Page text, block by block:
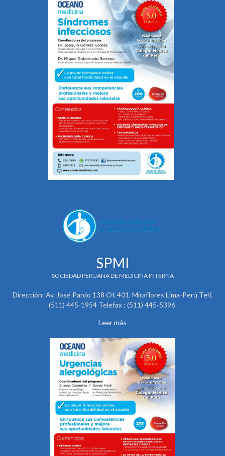
SPMI
SOCIEDAD PERUANA DE MEDICINA INTERNA
Dirección: Av. José Pardo 138 Of. 401. Miraflores Lima-Perú Telf.
(511) 445-1954 Telefax : (511) 445-5396.
Leer más